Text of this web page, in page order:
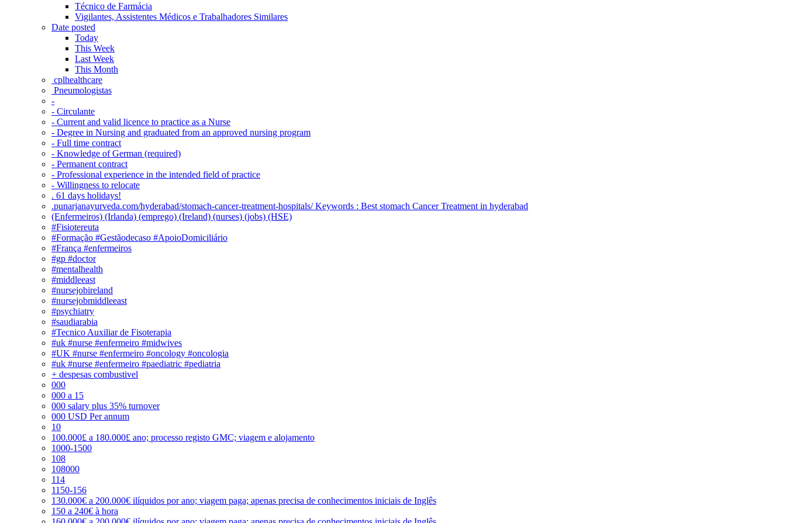
Técnico de Farmácia
Vigilantes, Assistentes Médicos e Trabalhadores Similares
Date posted
Today
This Week
Last Week
This Month
‎ cplhealthcare‬
Pneumologistas
-
- Circulante
- Current and valid licence to practice as a Nurse
- Degree in Nursing and graduated from an approved nursing program
- Full time contract
- Knowledge of German (required)
- Permanent contract
- Professional experience in the intended field of practice
- Willingness to relocate
. 61 days holidays!
.punarjanayurveda.com/hyderabad/stomach-cancer-treatment-hospitals/ Keywords : Best stomach Cancer Treatment in hyderabad
(Enfermeiros) (Irlanda) (emprego) (Ireland) (nurses) (jobs) (HSE)
#Fisiotereuta
#Formação #Gestãodecaso #ApoioDomiciliário
#França #enfermeiros
#gp #doctor
#mentalhealth
#middleeast
#nursejobireland
#nursejobmiddleeast
#psychiatry
#saudiarabia
#Tecnico Auxiliar de Fisoterapia
#uk #nurse #enfermeiro #midwives
#UK #nurse #enfermeiro #oncology #oncologia
#uk #nurse #enfermeiro #paediatric #pediatria
+ despesas combustivel
000
000 a 15
000 salary plus 35% turnover
000 USD Per annum
10
100.000£ a 180.000£ ano; processo registo GMC; viagem e alojamento
1000-1500
108
108000
114
1150-156
130.000€ a 200.000€ ilíquidos por ano; viagem paga; apenas precisa de conhecimentos iniciais de Inglês
150 a 240€ à hora